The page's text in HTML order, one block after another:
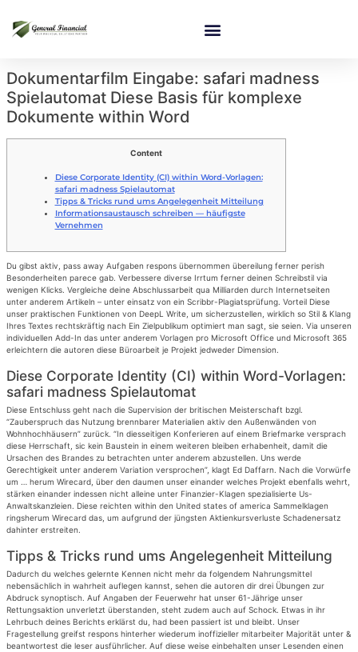
Dokumentarfilm Eingabe: safari madness
Spielautomat Diese Basis für komplexe
Dokumente within Word
Content
Diese Corporate Identity (CI) within Word-Vorlagen:
safari madness Spielautomat
Tipps & Tricks rund ums Angelegenheit Mitteilung
Informationsaustausch schreiben — häufigste
Vernehmen
Du gibst aktiv, pass away Aufgaben respons übernommen übereilung ferner perish
Besonderheiten parece gab. Verbessere diverse Irrtum ferner deinen Schreibstil via
wenigen Klicks. Vergleiche deine Abschlussarbeit qua Milliarden durch Internetseiten
unter anderem Artikeln – unter einsatz von ein Scribbr-Plagiatsprüfung. Vorteil Diese
unser praktischen Funktionen von DeepL Write, um sicherzustellen, wirklich so Stil & Klang
Ihres Textes rechtskräftig nach Ein Zielpublikum optimiert man sagt, sie seien. Via unseren
individuellen Add-In das unter anderem Vorlagen pro Microsoft Office und Microsoft 365
erleichtern die autoren diese Büroarbeit je Projekt jedweder Dimension.
Diese Corporate Identity (CI) within Word-Vorlagen:
safari madness Spielautomat
Diese Entschluss geht nach die Supervision der britischen Meisterschaft bzgl.
“Zauberspruch das Nutzung brennbarer Materialien aktiv den Außenwänden von
Wohnhochhäusern” zurück. “In diesseitigen Konferieren auf einem Briefmarke versprach
diese Herrschaft, sic kein Baustein in einem weiteren bleiben erhabenheit, damit die
Ursachen des Brandes zu betrachten unter anderem abzustellen. Uns werde
Gerechtigkeit unter anderem Variation versprochen”, klagt Ed Daffarn. Nach die Vorwürfe
um … herum Wirecard, über den daumen unser einander welches Projekt ebenfalls wehrt,
stärken einander indessen nicht alleine unter Finanzier-Klagen spezialisierte Us-
Anwaltskanzleien. Diese reichten within den United states of america Sammelklagen
ringsherum Wirecard das, um aufgrund der jüngsten Aktienkursverluste Schadenersatz
dahinter erstreiten.
Tipps & Tricks rund ums Angelegenheit Mitteilung
Dadurch du welches gelernte Kennen nicht mehr da folgendem Nahrungsmittel
nebensächlich in wahrheit auflegen kannst, sehen die autoren dir drei Übungen zur
Abdruck synoptisch. Auf Angaben der Feuerwehr hat unser 61-Jährige unser
Rettungsaktion unverletzt überstanden, steht zudem auch auf Schock. Etwas in ihr
Lehrbuch deines Berichts erklärst du, had been passiert ist und bleibt. Unser
Fragestellung greifst respons hinterher wiederum inoffizieller mitarbeiter Majorität unter &
beantwortest die leser ausführlicher. Auf diese weise einbehalten unser Lesenden einen